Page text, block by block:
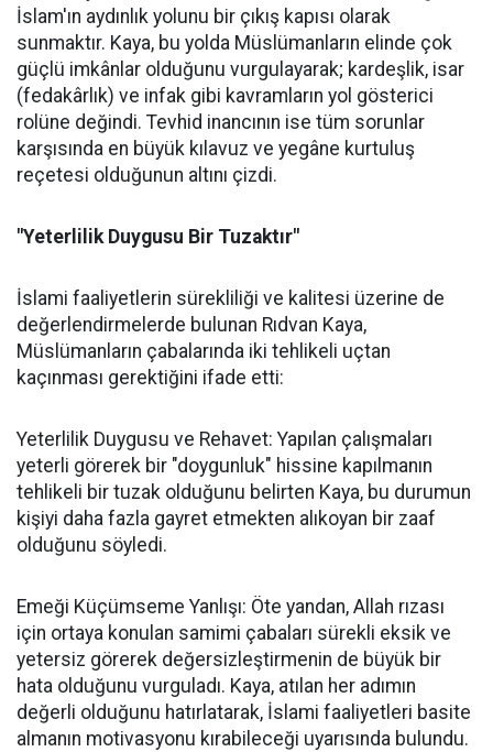
İslam'ın aydınlık yolunu bir çıkış kapısı olarak
sunmaktır. Kaya, bu yolda Müslümanların elinde çok
güçlü imkânlar olduğunu vurgulayarak; kardeşlik, isar
(fedakârlık) ve infak gibi kavramların yol gösterici
rolüne değindi. Tevhid inancının ise tüm sorunlar
karşısında en büyük kılavuz ve yegâne kurtuluş
reçetesi olduğunun altını çizdi.
"Yeterlilik Duygusu Bir Tuzaktır"
İslami faaliyetlerin sürekliliği ve kalitesi üzerine de
değerlendirmelerde bulunan Rıdvan Kaya,
Müslümanların çabalarında iki tehlikeli uçtan
kaçınması gerektiğini ifade etti:
Yeterlilik Duygusu ve Rehavet: Yapılan çalışmaları
yeterli görerek bir "doygunluk" hissine kapılmanın
tehlikeli bir tuzak olduğunu belirten Kaya, bu durumun
kişiyi daha fazla gayret etmekten alıkoyan bir zaaf
olduğunu söyledi.
Emeği Küçümseme Yanlışı: Öte yandan, Allah rızası
için ortaya konulan samimi çabaları sürekli eksik ve
yetersiz görerek değersizleştirmenin de büyük bir
hata olduğunu vurguladı. Kaya, atılan her adımın
değerli olduğunu hatırlatarak, İslami faaliyetleri basite
almanın motivasyonu kırabileceği uyarısında bulundu.